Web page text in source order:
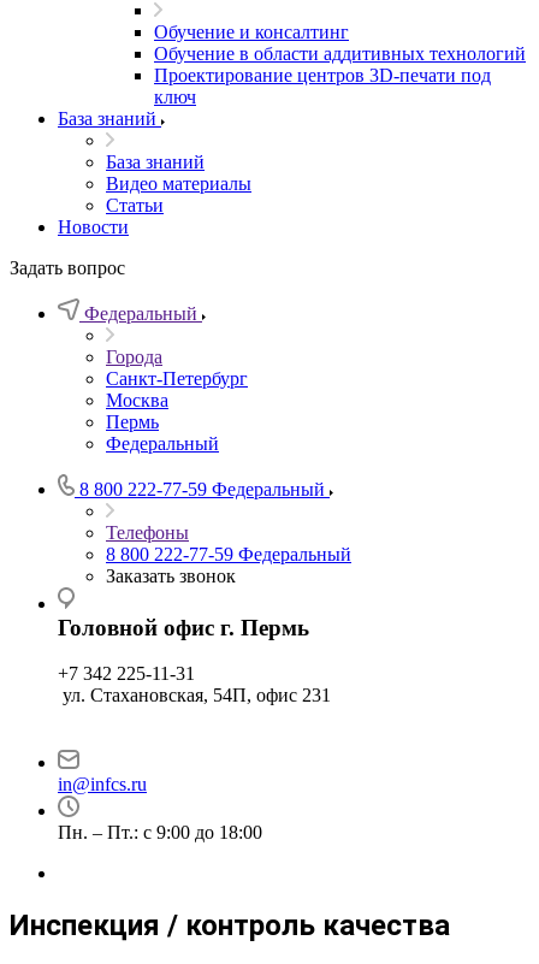
Обучение и консалтинг
Обучение в области аддитивных технологий
Проектирование центров 3D-печати под
ключ
База знаний
База знаний
Видео материалы
Статьи
Новости
Задать вопрос
Федеральный
Города
Санкт-Петербург
Москва
Пермь
Федеральный
8 800 222-77-59 Федеральный
Телефоны
8 800 222-77-59 Федеральный
Заказать звонок
Головной офис г. Пермь
+7 342 225-11-31
ул. Стахановская, 54П, офис 231
in@infcs.ru
Пн. – Пт.: с 9:00 до 18:00
Инспекция / контроль качества